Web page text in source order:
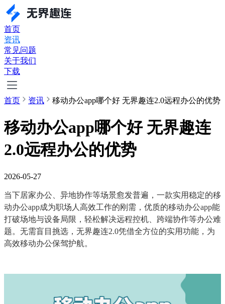
首页
资讯
常见问题
关于我们
下载
首页 资讯 移动办公app哪个好 无界趣连2.0远程办公的优势
移动办公app哪个好 无界趣连
2.0远程办公的优势
2026-05-27
当下居家办公、异地协作等场景愈发普遍，一款实用稳定的移
动办公app成为职场人高效工作的刚需，优质的移动办公app能
打破场地与设备局限，轻松解决远程控机、跨端协作等办公难
题。无需盲目挑选，无界趣连2.0凭借全方位的实用功能，为
高效移动办公保驾护航。